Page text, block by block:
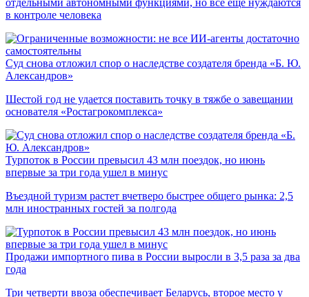
отдельными автономными функциями, но все еще нуждаются
в контроле человека
Суд снова отложил спор о наследстве создателя бренда «Б. Ю.
Александров»
Шестой год не удается поставить точку в тяжбе о завещании
основателя «Ростагрокомплекса»
Турпоток в России превысил 43 млн поездок, но июнь
впервые за три года ушел в минус
Въездной туризм растет вчетверо быстрее общего рынка: 2,5
млн иностранных гостей за полгода
Продажи импортного пива в России выросли в 3,5 раза за два
года
Три четверти ввоза обеспечивает Беларусь, второе место у